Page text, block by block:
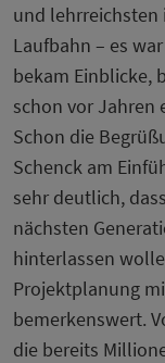
und lehrreichsten
Laufbahn – es
bekam Einblicke,
schon vor Jahren
Schon die
Schenck am
sehr deutlich,
nächsten
hinterlassen
Projektplanung
bemerkenswert.
die bereits